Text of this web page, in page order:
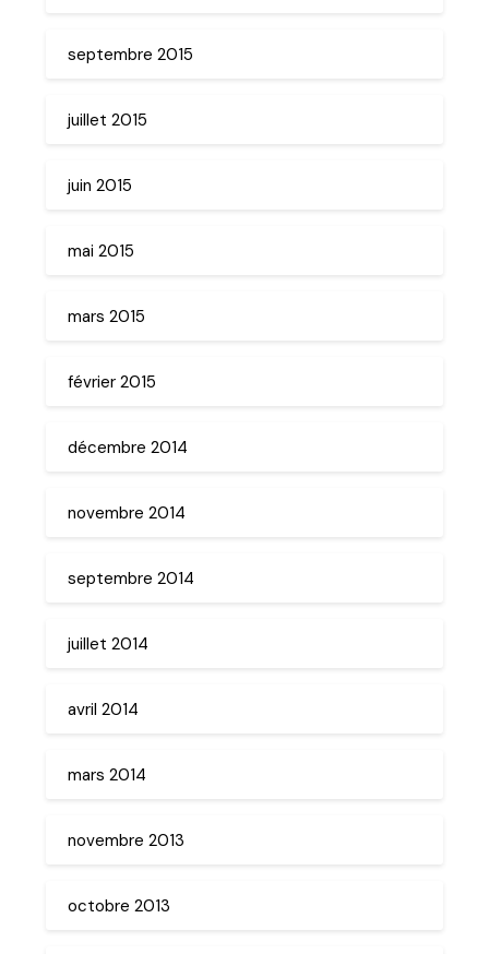
septembre 2015
juillet 2015
juin 2015
mai 2015
mars 2015
février 2015
décembre 2014
novembre 2014
septembre 2014
juillet 2014
avril 2014
mars 2014
novembre 2013
octobre 2013